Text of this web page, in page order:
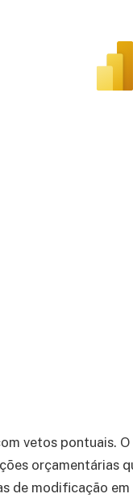
vetos pontuais.
orçamentárias
de modificação